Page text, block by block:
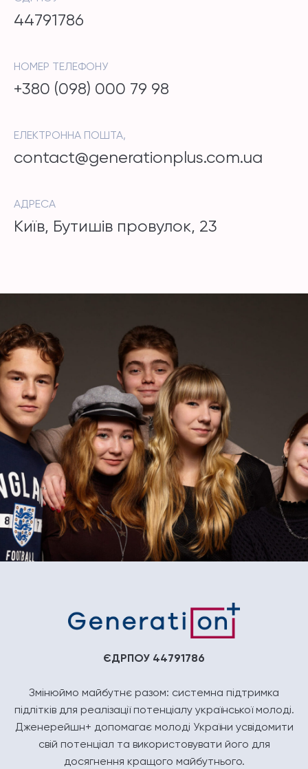
44791786
НОМЕР ТЕЛЕФОНУ
+380 (098) 000 79 98
ЕЛЕКТРОННА ПОШТА,
contact@generationplus.com.ua
АДРЕСА
Київ, Бутишів провулок, 23
ЄДРПОУ 44791786
Змінюймо майбутнє разом: системна підтримка
підлітків для реалізації потенціалу української молоді.
Дженерейшн+ допомагає молоді України усвідомити
свій потенціал та використовувати його для
досягнення кращого майбутнього.